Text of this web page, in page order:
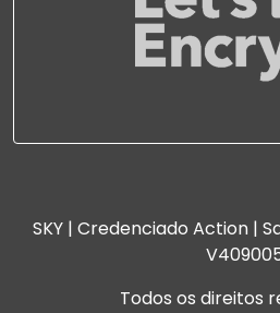
SKY | Credenciado Action |
Todos os direitos